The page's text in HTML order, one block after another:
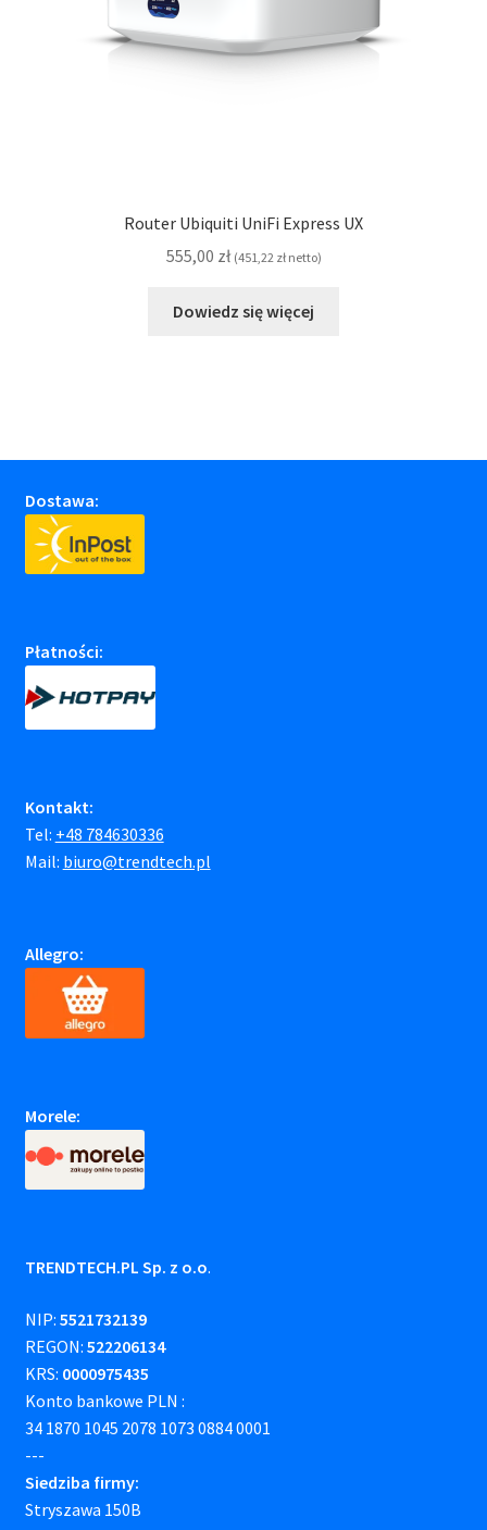
Router Ubiquiti UniFi Express UX
555,00 zł (451,22 złnetto)
Dowiedz się więcej
Dostawa:
Płatności:
Kontakt:
Tel: +48 784630336
Mail: biuro@trendtech.pl
Allegro:
Morele:
TRENDTECH.PL Sp. z o.o.
NIP: 5521732139
REGON: 522206134
KRS: 0000975435
Konto bankowe PLN :
34 1870 1045 2078 1073 0884 0001
---
Siedziba firmy:
Stryszawa 150B